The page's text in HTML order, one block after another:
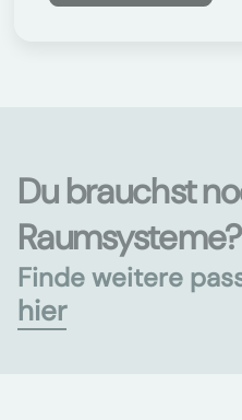
Du brauchst
Raumsysteme?
Finde weitere
hier